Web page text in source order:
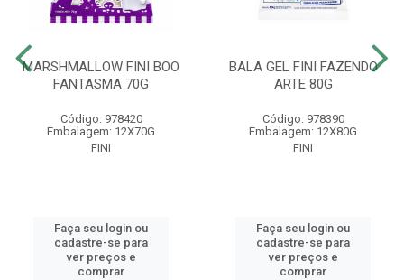
MARSHMALLOW FINI BOO
FANTASMA 70G
Código: 978420
Embalagem: 12X70G
FINI
Faça seu login ou
cadastre-se para
ver preços e
comprar
BALA GEL FINI FAZENDO
ARTE 80G
Código: 978390
Embalagem: 12X80G
FINI
Faça seu login ou
cadastre-se para
ver preços e
comprar